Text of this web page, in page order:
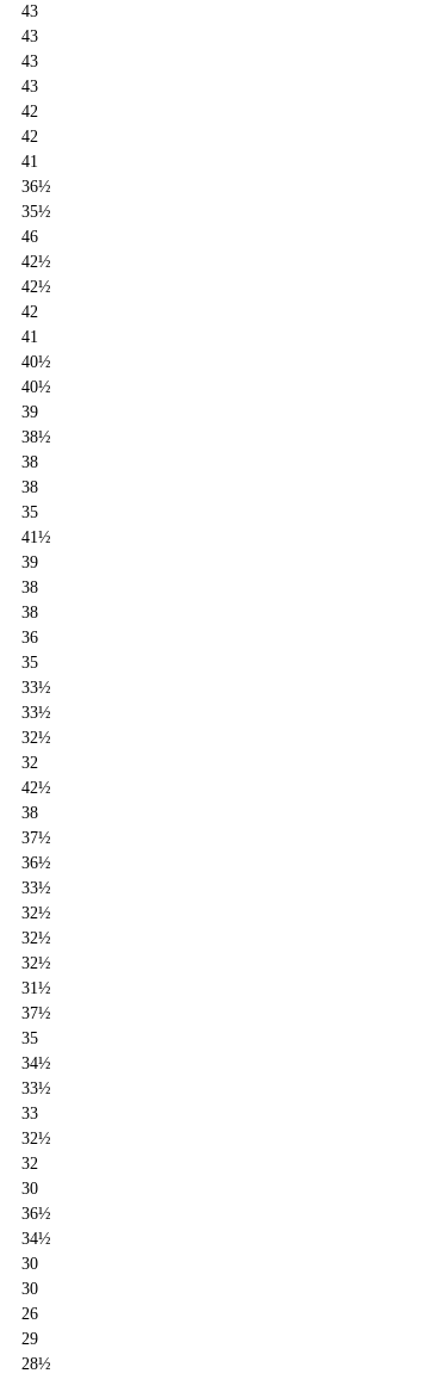
43
43
43
43
42
42
41
36½
35½
46
42½
42½
42
41
40½
40½
39
38½
38
38
35
41½
39
38
38
36
35
33½
33½
32½
32
42½
38
37½
36½
33½
32½
32½
32½
31½
37½
35
34½
33½
33
32½
32
30
36½
34½
30
30
26
29
28½